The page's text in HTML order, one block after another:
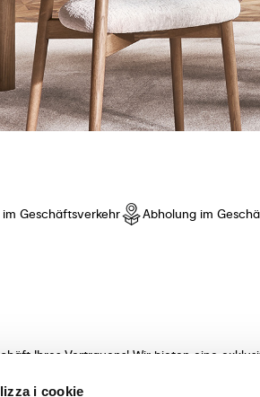
i cookie
im Geschäftsverkehr Abholung im
Ihres Vertrauens! Wir bieten eine
mit innovativem Design und